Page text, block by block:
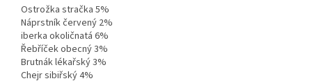
Ostrožka stračka 5%
Náprstník červený 2%
iberka okoličnatá 6%
Řebříček obecný 3%
Brutnák lékařský 3%
Chejr sibiřský 4%